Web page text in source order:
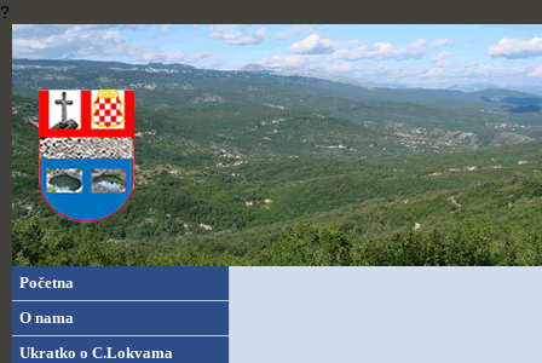
?
Početna
O nama
Ukratko o C.Lokvama